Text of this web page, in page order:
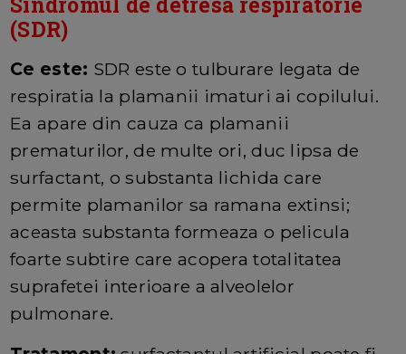
(SDR)
Ce este: SDR este o tulburare legata de
respiratia la plamanii imaturi ai copilului.
Ea apare din cauza ca plamanii
prematurilor, de multe ori, duc lipsa de
surfactant, o substanta lichida care
permite plamanilor sa ramana extinsi;
aceasta substanta formeaza o pelicula
foarte subtire care acopera totalitatea
suprafetei interioare a alveolelor
pulmonare.